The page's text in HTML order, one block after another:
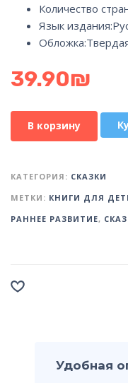
Количество
Язык издания:
Обложка:
39.90₪
В корзину
КАТЕГОРИЯ: СКАЗКИ
МЕТКИ: КНИГИ ДЛЯ
РАННЕЕ РАЗВИТИЕ,
Удобная